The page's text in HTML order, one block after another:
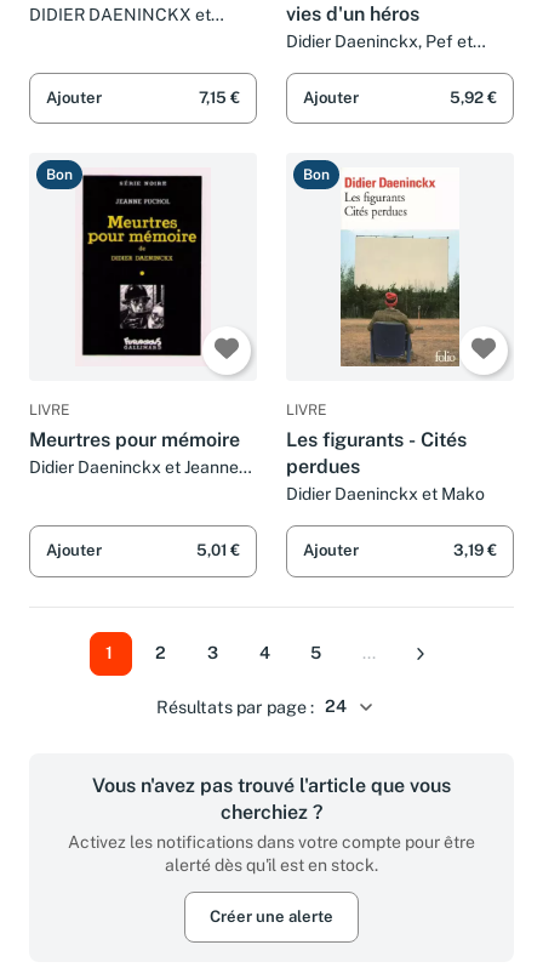
DIDIER DAENINCKX et
Ajouter 7,15 €
vies d'un héros
Didier Daeninckx, Pef et
Ajouter 5,92 €
Bon
LIVRE
Meurtres pour mémoire
Didier Daeninckx et Jeanne
Ajouter 5,01 €
Bon
LIVRE
Les figurants - Cités
perdues
Didier Daeninckx et Mako
Ajouter 3,19 €
Résultats par page :
1 2 3 4 5 ... Suivant
Vous n'avez pas trouvé l'article que vous
cherchiez ?
Activez les notifications dans votre compte pour être
alerté dès qu'il est en stock.
Créer une alerte